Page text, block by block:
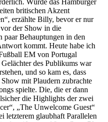
Würde das Hamburger
britischen Akzent
erzählte Billy, bevor er nur
der Show in die
paar Behauptungen in den
kommt. Heute habe ich
EM von Portugal
des Publikums war
und so kam es, dass
mit Plaudern zubrachte
spielte. Die, die er dann
die Highlights der zwei
„The Unwelcome Guest“
letzterem glaubhaft Parallelen